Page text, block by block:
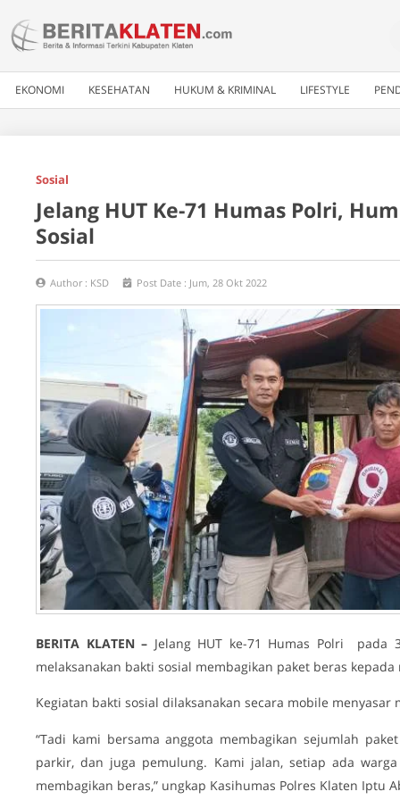
EKONOMI KESEHATAN HUKUM & KRIMINAL LIFESTYLE
Sosial
Jelang HUT Ke-71 Humas Polri,
Sosial
Author : KSD Post Date : Jum, 28 Okt 2022
BERITA KLATEN – Jelang HUT ke-71 Humas Polri pada
melaksanakan bakti sosial membagikan paket beras kepada
Kegiatan bakti sosial dilaksanakan secara mobile
“Tadi kami bersama anggota membagikan sejumlah
parkir, dan juga pemulung. Kami jalan, setiap ada
membagikan beras,” ungkap Kasihumas Polres Klaten Iptu